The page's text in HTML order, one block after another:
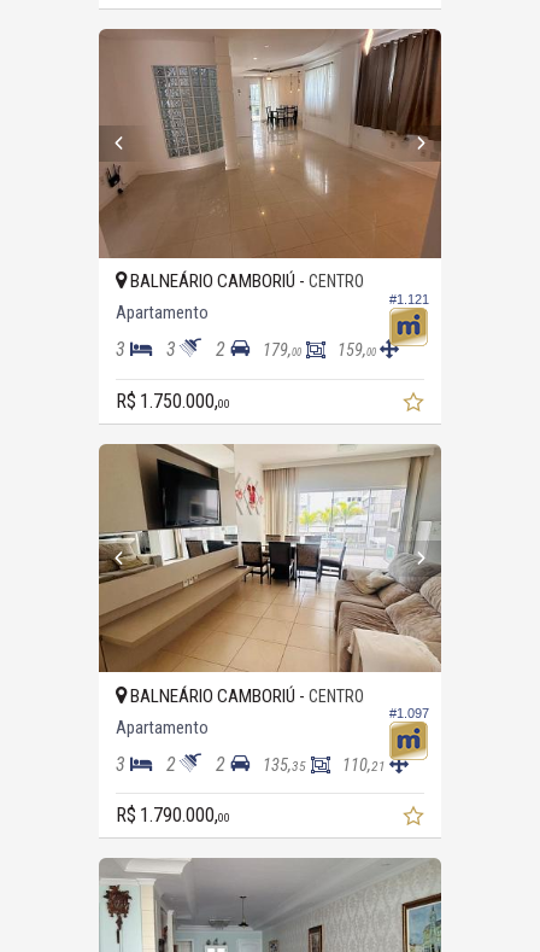
#1.121
BALNEÁRIO CAMBORIÚ - CENTRO
Apartamento
3 3 2 179,00 159,00
R$ 1.750.000,00
#1.097
BALNEÁRIO CAMBORIÚ - CENTRO
Apartamento
3 2 2 135,35 110,21
R$ 1.790.000,00